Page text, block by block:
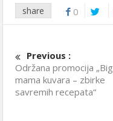
share 0
Previous :
Održana promocija „Big
mama kuvara – zbirke
savremih recepata“